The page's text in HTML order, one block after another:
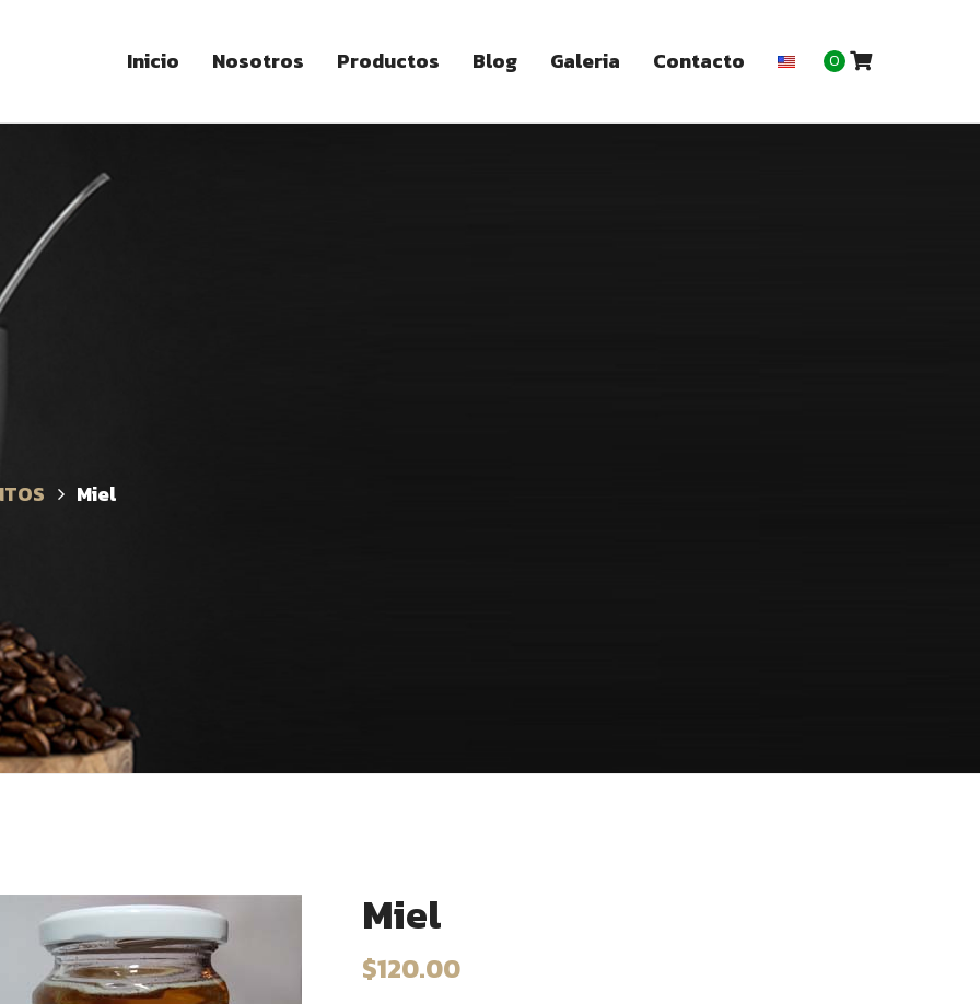
Inicio Nosotros Productos Blog Galeria Contacto 0
Miel
Miel
$120.00